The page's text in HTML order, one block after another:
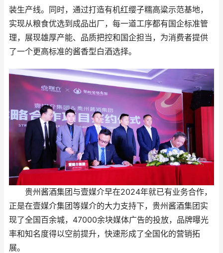
装生产线。同时，通过打造有机红缨子糯高粱示范基地，
实现从粮食优选到成品出厂，每一道工序都有国企标准管
理，展现雄厚产能、品质把控和国企担当，为消费者提供
了一个更高标准的酱香型白酒选择。
贵州酱酒集团与壹媒介早在2024年就已有业务合作，
正是在壹媒介集团等媒介的大力支持下，贵州酱酒集团实
现了全国百余城，47000余块媒体广告的投放，品牌曝光
率和知名度得以空前提升，快速形成了全国化的营销拓
展。